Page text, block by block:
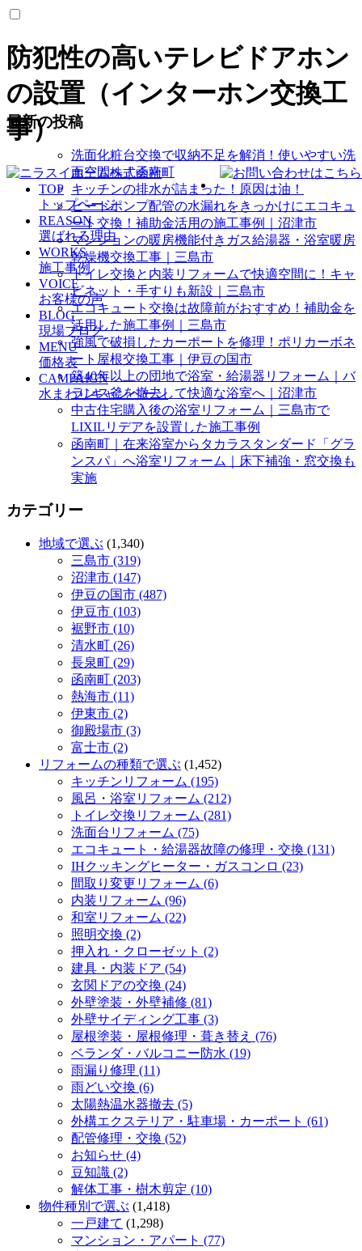
防犯性の高いテレビドアホン
の設置（インターホン交換工
事）
TOP
トップページ
REASON
選ばれる理由
WORKS
施工事例
VOICE
お客様の声
BLOG
現場ブログ
MENU
価格表
CAMPAIGN
水まわりキャンペーン
最新の投稿
洗面化粧台交換で収納不足を解消！使いやすい洗
面空間へ｜函南町
キッチンの排水が詰まった！原因は油！
ヒートポンプ配管の水漏れをきっかけにエコキュ
ート交換！補助金活用の施工事例｜沼津市
マンションの暖房機能付きガス給湯器・浴室暖房
乾燥機交換工事｜三島市
トイレ交換と内装リフォームで快適空間に！キャ
ビネット・手すりも新設｜三島市
エコキュート交換は故障前がおすすめ！補助金を
活用した施工事例｜三島市
強風で破損したカーポートを修理！ポリカーボネ
ート屋根交換工事｜伊豆の国市
築40年以上の団地で浴室・給湯器リフォーム｜バ
ランス釜を撤去して快適な浴室へ｜沼津市
中古住宅購入後の浴室リフォーム｜三島市で
LIXILリデアを設置した施工事例
函南町｜在来浴室からタカラスタンダード「グラ
ンスパ」へ浴室リフォーム｜床下補強・窓交換も
実施
カテゴリー
地域で選ぶ (1,340)
三島市 (319)
沼津市 (147)
伊豆の国市 (487)
伊豆市 (103)
裾野市 (10)
清水町 (26)
長泉町 (29)
函南町 (203)
熱海市 (11)
伊東市 (2)
御殿場市 (3)
富士市 (2)
リフォームの種類で選ぶ (1,452)
キッチンリフォーム (195)
風呂・浴室リフォーム (212)
トイレ交換リフォーム (281)
洗面台リフォーム (75)
エコキュート・給湯器故障の修理・交換 (131)
IHクッキングヒーター・ガスコンロ (23)
間取り変更リフォーム (6)
内装リフォーム (96)
和室リフォーム (22)
照明交換 (2)
押入れ・クローゼット (2)
建具・内装ドア (54)
玄関ドアの交換 (24)
外壁塗装・外壁補修 (81)
外壁サイディング工事 (3)
屋根塗装・屋根修理・葺き替え (76)
ベランダ・バルコニー防水 (19)
雨漏り修理 (11)
雨どい交換 (6)
太陽熱温水器撤去 (5)
外構エクステリア・駐車場・カーポート (61)
配管修理・交換 (52)
お知らせ (4)
豆知識 (2)
解体工事・樹木剪定 (10)
物件種別で選ぶ (1,418)
一戸建て (1,298)
マンション・アパート (77)